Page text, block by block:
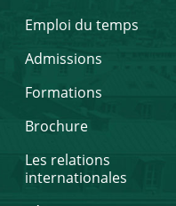
Emploi du temps
Admissions
Formations
Brochure
Les relations
internationales